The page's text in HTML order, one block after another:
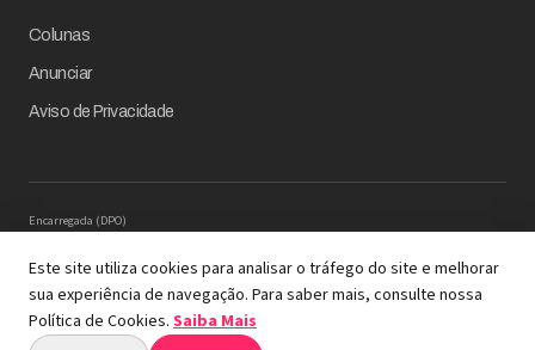
Colunas
Anunciar
Aviso de Privacidade
Encarregada (DPO)
Solicitação de Titular – Serinews
Preencher o formulário
© 2026 Revista Empresário Digital
A REVISTA COM INTELIGÊNCIA DE DADOS EM SUA
ESSÊNCIA
Este site utiliza cookies para analisar o tráfego do site e melhorar
sua experiência de navegação. Para saber mais, consulte nossa
Política de Cookies. Saiba Mais